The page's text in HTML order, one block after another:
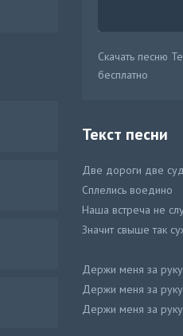
Скачать песню
бесплатно
Текст песни
Две дороги две
Сплелись воедино
Наша встреча не
Значит свыше так
Держи меня за
Держи меня за
Держи меня за руку